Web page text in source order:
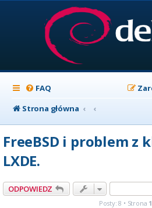
FAQ
Strona główna
FreeBSD i problem z
LXDE.
ODPOWIEDZ
Posty: 8 • Strona 1